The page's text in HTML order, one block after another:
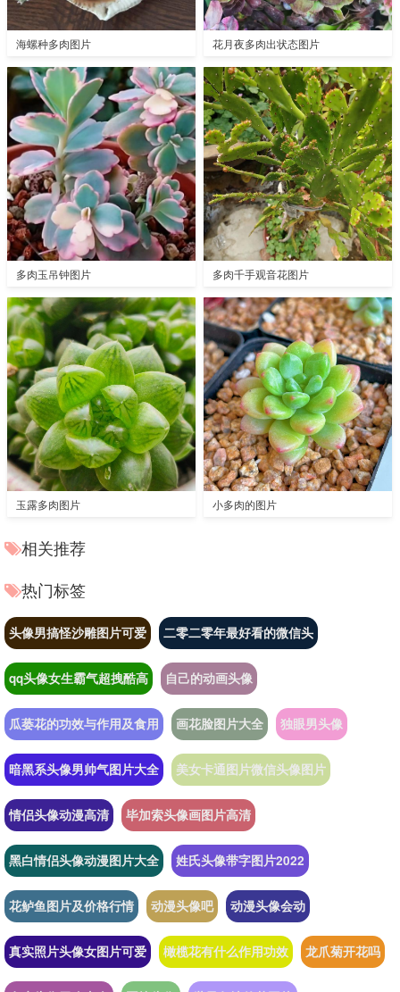
海螺种多肉图片 花月夜多肉出状态图片
多肉玉吊钟图片 多肉千手观音花图片
玉露多肉图片 小多肉的图片
相关推荐
热门标签
头像男搞怪沙雕图片可爱 二零二零年最好看的微信头
qq头像女生霸气超拽酷高 自己的动画头像
瓜蒌花的功效与作用及食用 画花脸图片大全 独眼男头像
暗黑系头像男帅气图片大全 美女卡通图片微信头像图片
情侣头像动漫高清 毕加索头像画图片高清
黑白情侣头像动漫图片大全 姓氏头像带字图片2022
花鲈鱼图片及价格行情 动漫头像吧 动漫头像会动
真实照片头像女图片可爱 橄榄花有什么作用功效 龙爪菊开花吗